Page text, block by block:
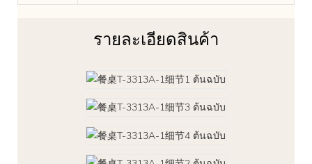
รายละเอียดสินค้า